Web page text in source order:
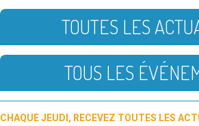
TOUTES LES
TOUS LES
CHAQUE JEUDI, RECEVEZ TOUTES LES